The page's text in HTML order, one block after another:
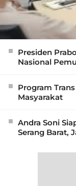
Presiden
Nasional
Program
Masyarakat
Andra Soni
Serang Barat,